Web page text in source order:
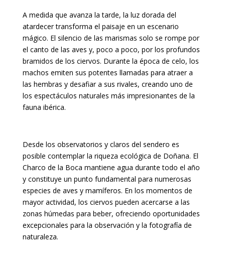
A medida que avanza la tarde, la luz dorada del
atardecer transforma el paisaje en un escenario
mágico. El silencio de las marismas solo se rompe por
el canto de las aves y, poco a poco, por los profundos
bramidos de los ciervos. Durante la época de celo, los
machos emiten sus potentes llamadas para atraer a
las hembras y desafiar a sus rivales, creando uno de
los espectáculos naturales más impresionantes de la
fauna ibérica.
Desde los observatorios y claros del sendero es
posible contemplar la riqueza ecológica de Doñana. El
Charco de la Boca mantiene agua durante todo el año
y constituye un punto fundamental para numerosas
especies de aves y mamíferos. En los momentos de
mayor actividad, los ciervos pueden acercarse a las
zonas húmedas para beber, ofreciendo oportunidades
excepcionales para la observación y la fotografía de
naturaleza.